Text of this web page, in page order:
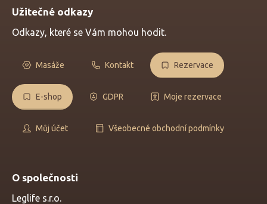
Užitečné odkazy
Odkazy, které se Vám mohou hodit.
Masáže Kontakt Rezervace
E-shop GDPR Moje rezervace
Můj účet Všeobecné obchodní podmínky
O společnosti
Leglife s.r.o.